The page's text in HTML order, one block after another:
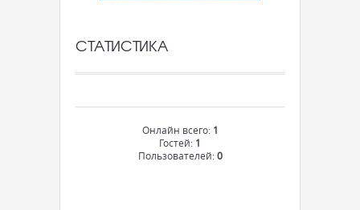
СТАТИСТИКА
Онлайн всего: 1
Гостей: 1
Пользователей:0